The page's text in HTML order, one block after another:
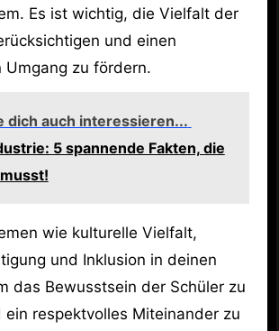
Es ist wichtig, die Vielfalt der
und einen
Umgang zu fördern.
dich auch interessieren...
5 spannende Fakten, die
wie kulturelle Vielfalt,
und Inklusion in deinen
das Bewusstsein der Schüler zu
ein respektvolles Miteinander zu